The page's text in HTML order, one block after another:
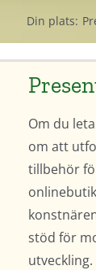
Din plats:
Om du
om att
tillbehör
stöd för
utveckling.